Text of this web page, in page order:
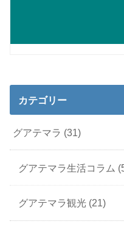
カテゴリー
グアテマラ (31)
グアテマラ生活コラム
グアテマラ観光 (21)